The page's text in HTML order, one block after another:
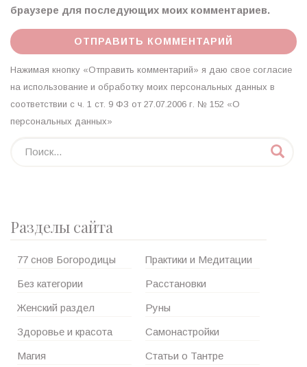
браузере для последующих моих комментариев.
Нажимая кнопку «Отправить комментарий» я даю свое согласие
на использование и обработку моих персональных данных в
соответствии с ч. 1 ст. 9 ФЗ от 27.07.2006 г. № 152 «О
персональных данных»
Разделы сайта
77 снов Богородицы
Без категории
Женский раздел
Здоровье и красота
Магия
Практики и Медитации
Расстановки
Руны
Самонастройки
Статьи о Тантре